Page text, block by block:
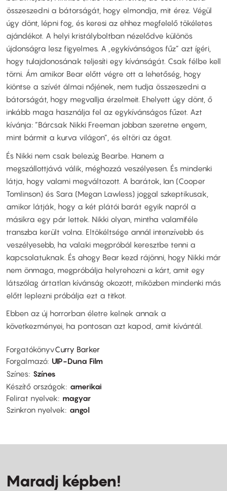
összeszedni a bátorságát, hogy elmondja, mit érez. Végül
úgy dönt, lépni fog, és keresi az ehhez megfelelő tökéletes
ajándékot. A helyi kristályboltban nézelődve különös
újdonságra lesz figyelmes. A „egykívánságos fűz” azt ígéri,
hogy tulajdonosának teljesíti egy kívánságát. Csak félbe kell
törni. Ám amikor Bear előtt végre ott a lehetőség, hogy
kiöntse a szívét álmai nőjének, nem tudja összeszedni a
bátorságát, hogy megvallja érzelmeit. Ehelyett úgy dönt, ő
inkább maga használja fel az egykívánságos fűzet. Azt
kívánja: ”Bárcsak Nikki Freeman jobban szeretne engem,
mint bármit a kurva világon”, és eltöri az ágat.
És Nikki nem csak belezúg Bearbe. Hanem a
megszállottjává válik, méghozzá veszélyesen. És mindenki
látja, hogy valami megváltozott. A barátok, Ian (Cooper
Tomlinson) és Sara (Megan Lawless) joggal szkeptikusak,
amikor látják, hogy a két plátói barát egyik napról a
másikra egy pár lettek. Nikki olyan, mintha valamiféle
transzba került volna. Eltökéltsége annál intenzívebb és
veszélyesebb, ha valaki megpróbál keresztbe tenni a
kapcsolatuknak. És ahogy Bear kezd rájönni, hogy Nikki már
nem önmaga, megpróbálja helyrehozni a kárt, amit egy
látszólag ártatlan kívánság okozott, miközben mindenki más
előtt leplezni próbálja ezt a titkot.
Ebben az új horrorban életre kelnek annak a
következményei, ha pontosan azt kapod, amit kívántál.
ForgatókönyvCurry Barker
Forgalmazó UIP-Duna Film
Színes Színes
Készítő országok
amerikai
Felirat nyelvek
magyar
Szinkron nyelvek
angol
Maradj képben!